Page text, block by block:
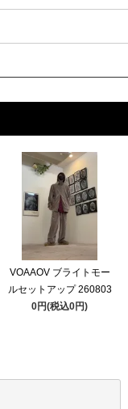
VOAAOV ブライトモー
ルセットアップ 260803
0円(税込0円)